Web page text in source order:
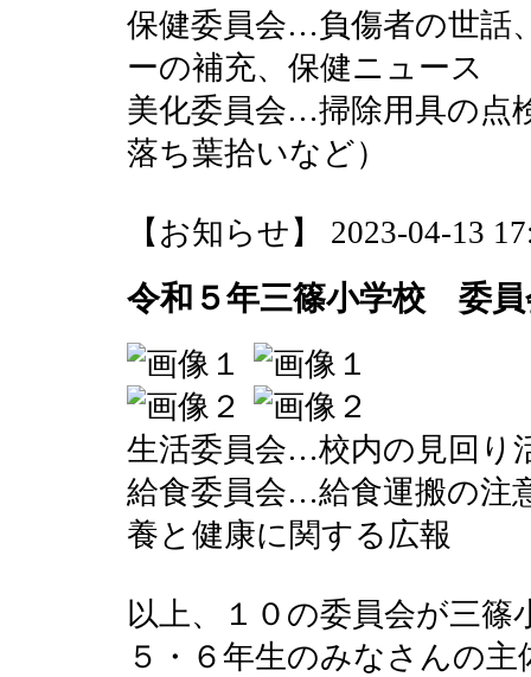
保健委員会…負傷者の世話
ーの補充、保健ニュース
美化委員会…掃除用具の点
落ち葉拾いなど）
【お知らせ】 2023-04-13
令和５年三篠小学校 委
生活委員会…校内の見回り
給食委員会…給食運搬の注
養と健康に関する広報
以上、１０の委員会が三
５・６年生のみなさんの